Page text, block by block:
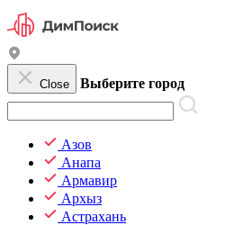
Close Выберите город
Азов
Анапа
Армавир
Архыз
Астрахань